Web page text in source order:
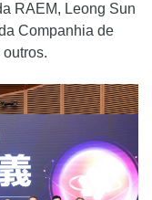
RAEM, Leong Sun
Companhia de